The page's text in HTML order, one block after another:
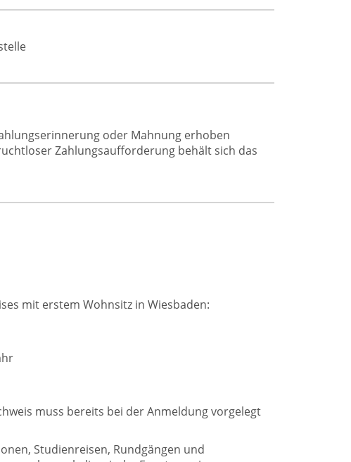
oder Mahnung erhoben
Zahlungsaufforderung behält sich das
mit erstem Wohnsitz in Wiesbaden:
muss bereits bei der Anmeldung vorgelegt
Studienreisen, Rundgängen und